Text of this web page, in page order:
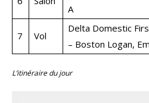
A
7 Vol
Delta Domestic
– Boston Logan,
L’itinéraire du jour